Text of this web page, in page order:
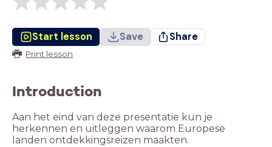
Start lesson Save Share
Print lesson
Introduction
Aan het eind van deze presentatie kun je
herkennen en uitleggen waarom Europese
landen ontdekkingsreizen maakten.